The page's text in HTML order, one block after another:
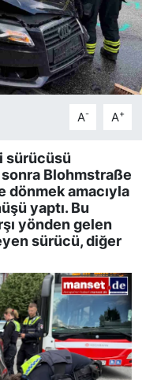
A- A+
sürücüsü
Blohmstraße
dönmek amacıyla
yaptı. Bu
yönden gelen
sürücü, diğer